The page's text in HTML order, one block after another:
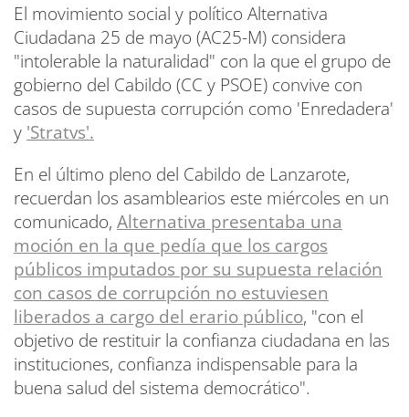
El movimiento social y político Alternativa
Ciudadana 25 de mayo (AC25-M) considera
"intolerable la naturalidad" con la que el grupo de
gobierno del Cabildo (CC y PSOE) convive con
casos de supuesta corrupción como 'Enredadera'
y 'Stratvs'.
En el último pleno del Cabildo de Lanzarote,
recuerdan los asamblearios este miércoles en un
comunicado, Alternativa presentaba una
moción en la que pedía que los cargos
públicos imputados por su supuesta relación
con casos de corrupción no estuviesen
liberados a cargo del erario público, "con el
objetivo de restituir la confianza ciudadana en las
instituciones, confianza indispensable para la
buena salud del sistema democrático".